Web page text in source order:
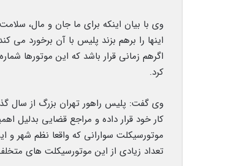
وی با بیان اینکه برای ما جان و مال،
اینها را برهم بزند پلیس با آن برخورد
اگرهم زمانی قرار باشد که این موتورها
کرد.
وی گفت: پلیس راهور تهران بزرگ از سال
کار خود قرار داده و مراجع قضایی بدلیل
موتورسیکلت سوارانی که واقعا نظم شهر و
تعداد زیادی از این موتورسیکلت های